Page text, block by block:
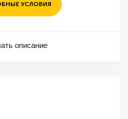
УСЛОВИЯ
описание